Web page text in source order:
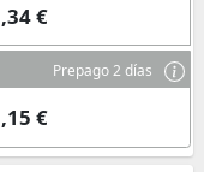
€
Prepago 2 días
€